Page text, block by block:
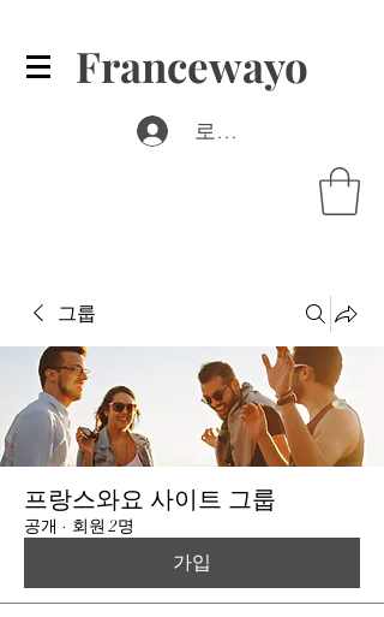
Francewayo
로그인
그룹
프랑스와요 사이트 그룹
공개 · 회원 2명
가입